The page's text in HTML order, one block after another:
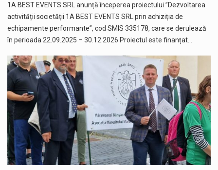
1A BEST EVENTS SRL anunță începerea proiectului ”Dezvoltarea
activității societății 1A BEST EVENTS SRL prin achiziția de
echipamente performante”, cod SMIS 335178, care se derulează
în perioada 22.09.2025 – 30.12.2026 Proiectul este finanțat…